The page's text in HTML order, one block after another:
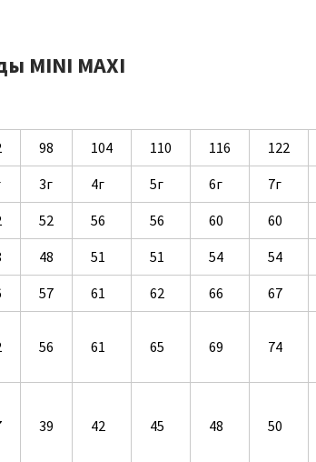
MINI MAXI
98 104 110 116 122
3г 4г 5г 6г 7г
52 56 56 60 60
48 51 51 54 54
57 61 62 66 67
56 61 65 69 74
39 42 45 48 50